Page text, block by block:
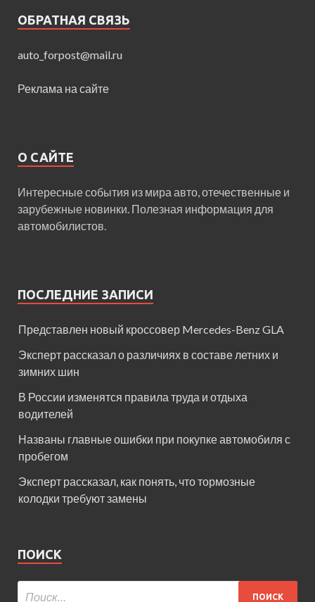
ОБРАТНАЯ СВЯЗЬ
auto_forpost@mail.ru
Реклама на сайте
О САЙТЕ
Интересные события из мира авто, отечественные и
зарубежные новинки. Полезная информация для
автомобилистов.
ПОСЛЕДНИЕ ЗАПИСИ
Представлен новый кроссовер Mercedes-Benz GLA
Эксперт рассказал о различиях в составе летних и
зимних шин
В России изменятся правила труда и отдыха
водителей
Названы главные ошибки при покупке автомобиля с
пробегом
Эксперт рассказал, как понять, что тормозные
колодки требуют замены
ПОИСК